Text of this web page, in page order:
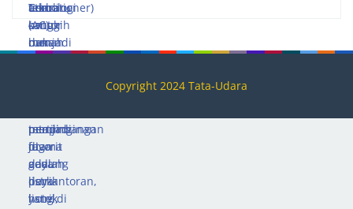
Copyright 2024 Tata-Udara